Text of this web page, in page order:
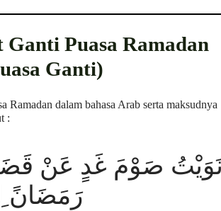
Puasa Ramadan
Ganti)
Ramadan dalam bahasa Arab serta maksudnya
:
رَمَضَانً